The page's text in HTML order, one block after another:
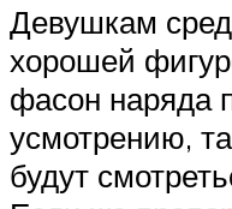
Девушкам
хорошей
фасон наряда
усмотрению,
будут